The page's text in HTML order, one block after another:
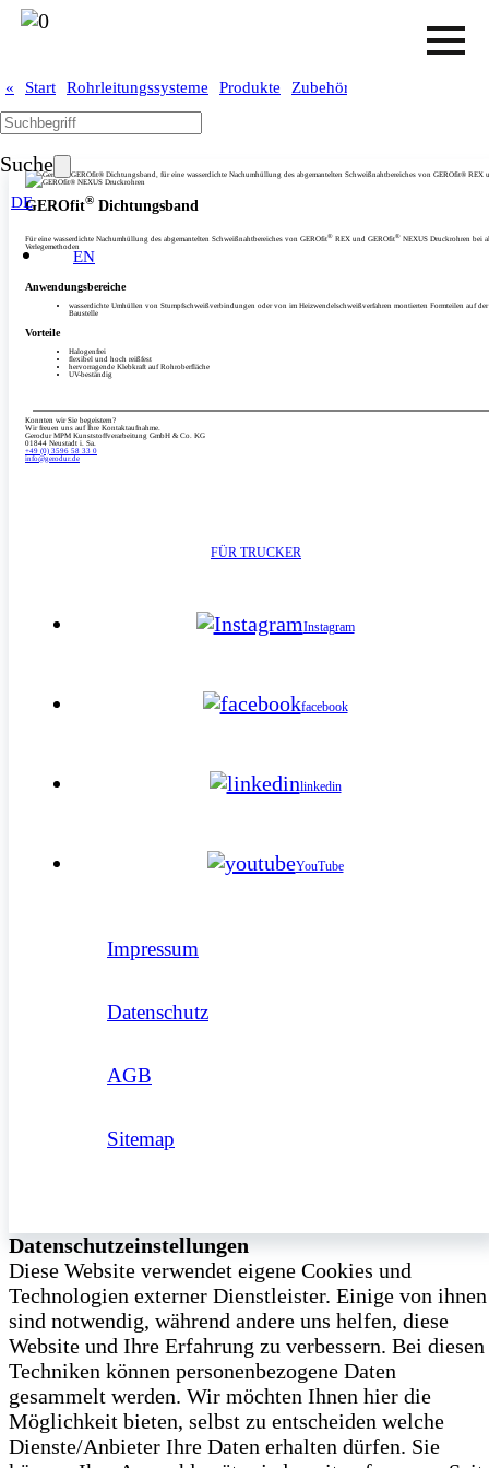
« Start Rohrleitungssysteme Produkte Zubehör
Suche
DE
EN
GEROfit® Dichtungsband
Für eine wasserdichte Nachumhüllung des abgemantelten Schweißnahtbereiches von GEROfit® REX und GEROfit® NEXUS Druckrohren bei
Verlegemethoden
Anwendungsbereiche
wasserdichte Umhüllen von Stumpfschweißverbindungen oder von im Heizwendelschweißverfahren montierten Formteilen auf der
Baustelle
Vorteile
Halogenfrei
flexibel und hoch reißfest
hervorragende Klebkraft auf Rohroberfläche
UV-beständig
Konnten wir Sie begeistern?
Wir freuen uns auf Ihre Kontaktaufnahme.
Gerodur MPM Kunststoffverarbeitung GmbH & Co. KG
01844 Neustadt i. Sa.
+49 (0) 3596 58 33 0
info­@gerodur.de
FÜR TRUCKER
Instagram
facebook
linkedin
YouTube
Impressum
Datenschutz
AGB
Sitemap
Datenschutzeinstellungen
Diese Website verwendet eigene Cookies und
Technologien externer Dienstleister. Einige von ihnen
sind notwendig, während andere uns helfen, diese
Website und Ihre Erfahrung zu verbessern. Bei diesen
Techniken können personenbezogene Daten
gesammelt werden. Wir möchten Ihnen hier die
Möglichkeit bieten, selbst zu entscheiden welche
Dienste/­Anbieter Ihre Daten erhalten dürfen. Sie